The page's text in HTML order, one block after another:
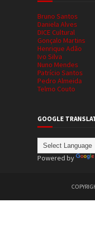
Bruno Santos
Daniela Alves
DICE Cultural
Gonçalo Martins
Henrique Adão
Ivo Silva
Nuno Mendes
Patrício Santos
Pedro Almeida
Telmo Couto
GOOGLE
Powered by